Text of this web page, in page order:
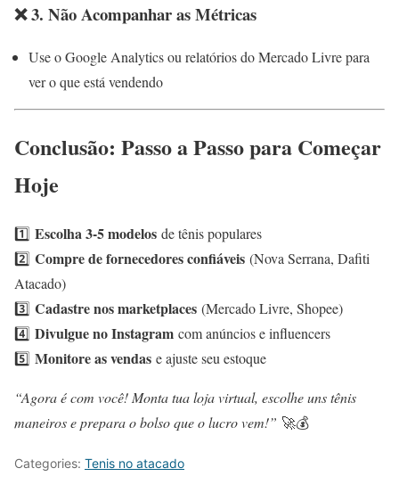
❌ 3. Não Acompanhar as Métricas
Use o Google Analytics ou relatórios do Mercado Livre para
ver o que está vendendo
Conclusão: Passo a Passo para Começar
Hoje
1️⃣ Escolha 3-5 modelos de tênis populares
2️⃣ Compre de fornecedores confiáveis (Nova Serrana, Dafiti
Atacado)
3️⃣ Cadastre nos marketplaces (Mercado Livre, Shopee)
4️⃣ Divulgue no Instagram com anúncios e influencers
5️⃣ Monitore as vendas e ajuste seu estoque
“Agora é com você! Monta tua loja virtual, escolhe uns tênis
maneiros e prepara o bolso que o lucro vem!” 🚀💰
Categories: Tenis no atacado